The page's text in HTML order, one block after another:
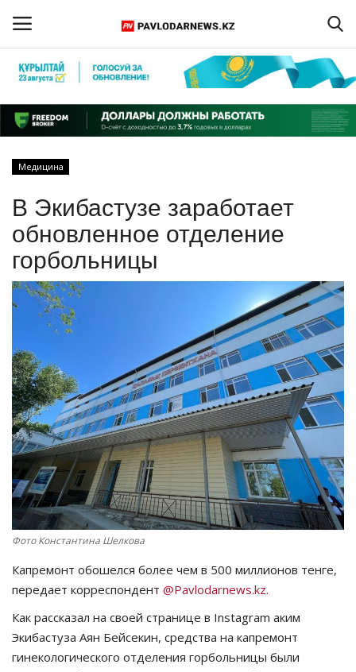
Регистрация
Главная
ПАВЛОДАРСКАЯ ОБЛАСТЬ
КАЗАХСТАН
МИР
СПЕЦПРОЕКТЫ
СПОРТ
Чек-лист
РАЗВЛЕЧЕНИЯ
OFFICIAL
Курултай
Язык
Қазақша Русский
Медицина
В Экибастузе заработает
обновленное отделение
горбольницы
Фото Константина Шелкова
Капремонт обошелся более чем в 500 миллионов тенге,
передает корреспондент @Pavlodarnews.kz.
Как рассказал на своей странице в Instagram аким
Экибастуза Аян Бейсекин, средства на капремонт
гинекологического отделения горбольницы были